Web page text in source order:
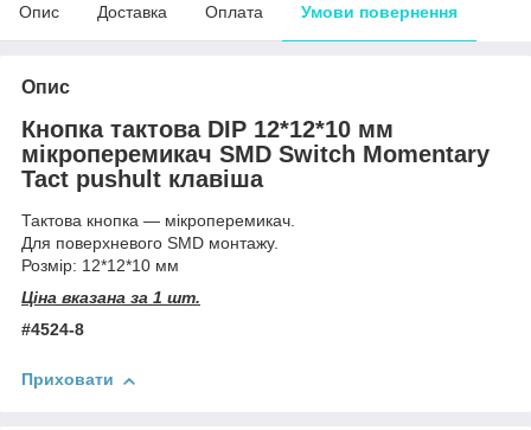
Опис Доставка Оплата Умови повернення
Опис
Кнопка тактова DIP 12*12*10 мм
мікроперемикач SMD Switch Momentary
Tact pushult клавіша
Тактова кнопка — мікроперемикач.
Для поверхневого SMD монтажу.
Розмір: 12*12*10 мм
Ціна вказана за 1 шт.
#4524-8
Приховати